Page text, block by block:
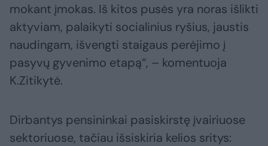
mokant įmokas. Iš kitos pusės yra noras išlikti
aktyviam, palaikyti socialinius ryšius, jaustis
naudingam, išvengti staigaus perėjimo į
pasyvų gyvenimo etapą“, – komentuoja
K.Zitikytė.
Dirbantys pensininkai pasiskirstę įvairiuose
sektoriuose, tačiau išsiskiria kelios sritys: